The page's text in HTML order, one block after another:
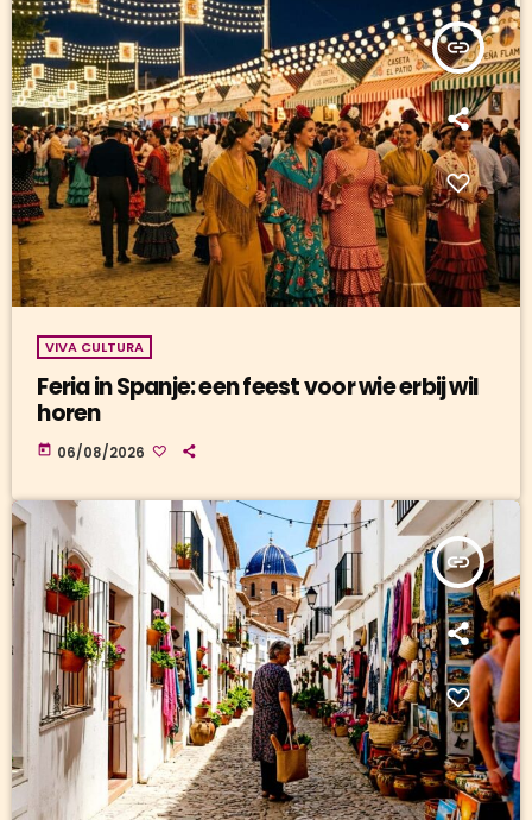
insert_link
VIVA CULTURA
Feria in Spanje: een feest voor wie erbij wil
horen
today 06/08/2026
insert_link